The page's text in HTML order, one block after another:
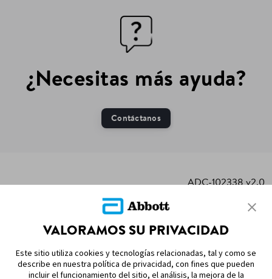
¿Necesitas más ayuda?
Contáctanos
ADC-102338 v2.0
REFERENCIAS & AVISO LEGAL
VALORAMOS SU PRIVACIDAD
Este sitio utiliza cookies y tecnologías relacionadas, tal y como se
describe en nuestra política de privacidad, con fines que pueden
incluir el funcionamiento del sitio, el análisis, la mejora de la